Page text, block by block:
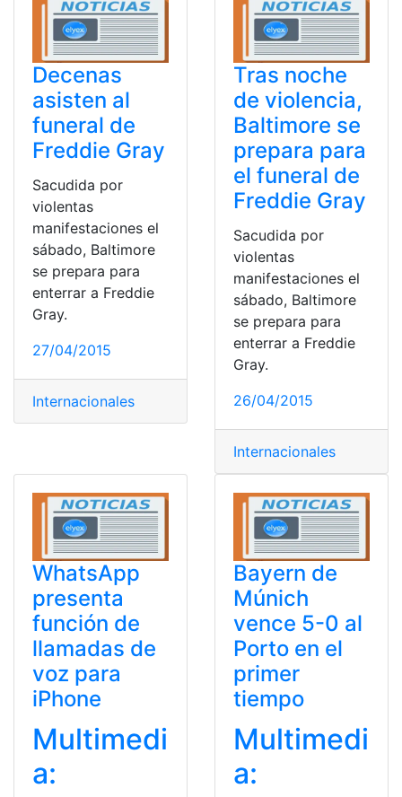
Decenas
asisten al
funeral de
Freddie Gray
Sacudida por
violentas
manifestaciones el
sábado, Baltimore
se prepara para
enterrar a Freddie
Gray.
27/04/2015
Internacionales
Tras noche
de violencia,
Baltimore se
prepara para
el funeral de
Freddie Gray
Sacudida por
violentas
manifestaciones el
sábado, Baltimore
se prepara para
enterrar a Freddie
Gray.
26/04/2015
Internacionales
WhatsApp
presenta
función de
llamadas de
voz para
iPhone
Multimedi
a:
Bayern de
Múnich
vence 5-0 al
Porto en el
primer
tiempo
Multimedi
a: